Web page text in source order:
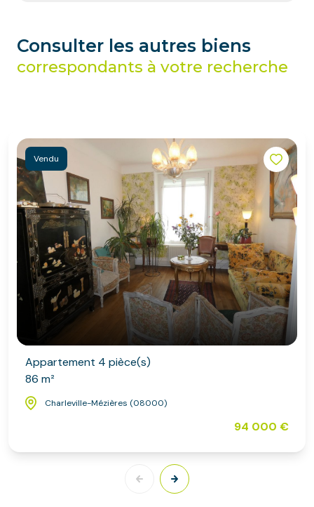
Consulter les autres biens
correspondants à votre recherche
Vendu
Appartement 4 pièce(s)
86 m²
Charleville-Mézières (08000)
94 000 €